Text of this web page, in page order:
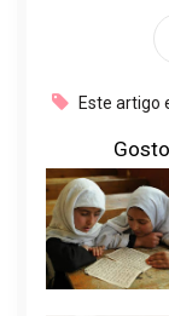
Este artigo